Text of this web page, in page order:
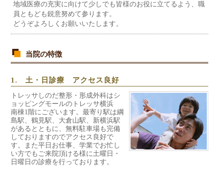
地域医療の充実に向けて少しでも皆様のお役に立てるよう、職
員ともども鋭意努めて参ります。
どうぞよろしくお願いいたします。
当院の特徴
1. 土・日診療 アクセス良好
トレッサしのだ整形・形成外科はシ
ョッピングモールのトレッサ横浜
南棟1階にございます。最寄り駅は綱
島駅、鶴見駅、大倉山駅、新横浜駅
があるとともに、無料駐車場も完備
しておりますのでアクセス良好で
す。また平日お仕事、学業でお忙し
い方でもご来院頂ける様に土曜日・
日曜日の診療を行っております。